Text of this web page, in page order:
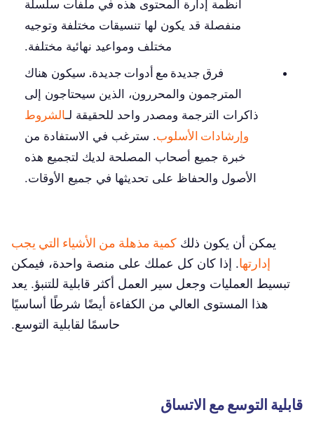
أنظمة إدارة المحتوى هذه في ملفات سلسلة
منفصلة قد يكون لها تنسيقات مختلفة وتوجيه
مختلف ومواعيد نهائية مختلفة.
فرق جديدة مع أدوات جديدة.سيكون هناك
المترجمون والمحررون، الذين سيحتاجون إلى
ذاكرات الترجمة ومصدر واحد للحقيقة لـالشروط
وإرشادات الأسلوب. سترغب في الاستفادة من
خبرة جميع أصحاب المصلحة لديك لتجميع هذه
الأصول والحفاظ على تحديثها في جميع الأوقات.
يمكن أن يكون ذلك كمية مذهلة من الأشياء التي يجب
إدارتها. إذا كان كل عملك على منصة واحدة، فيمكن
تبسيط العمليات وجعل سير العمل أكثر قابلية للتنبؤ. يعد
هذا المستوى العالي من الكفاءة أيضًا شرطًا أساسيًا
حاسمًا لقابلية التوسع.
قابلية التوسع مع الاتساق